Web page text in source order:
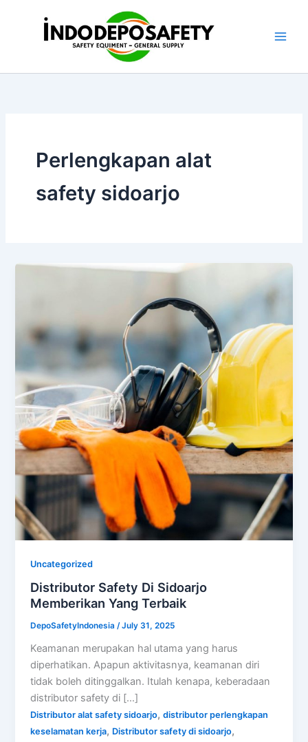
Perlengkapan alat
safety sidoarjo
Uncategorized
Distributor Safety Di Sidoarjo
Memberikan Yang Terbaik
DepoSafetyIndonesia/July 31, 2025
Keamanan merupakan hal utama yang harus
diperhatikan. Apapun aktivitasnya, keamanan diri
tidak boleh ditinggalkan. Itulah kenapa, keberadaan
distributor safety di […]
Distributor alat safety sidoarjo,distributor perlengkapan
keselamatan kerja, Distributor safety di sidoarjo,